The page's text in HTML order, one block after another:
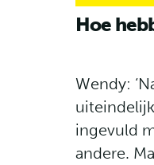
Hoe
Wendy: ‘
ingevuld
andere.